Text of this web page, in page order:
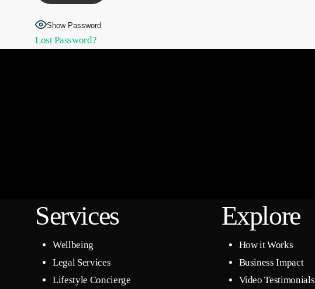
Show Password
Lost Password?
Services
Wellbeing
Legal Services
Lifestyle Concierge
Explore
How it Works
Business Impact
Video Testimonials